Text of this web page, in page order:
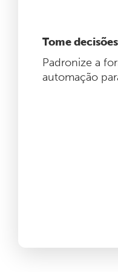
Tome
Padronize a
automação